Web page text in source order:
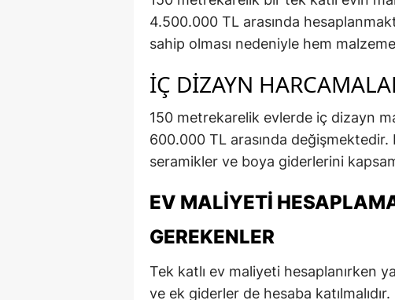
4.500.000 TL arasında
sahip olması nedeniyle hem
İÇ DIZAYN
150 metrekarelik evlerde iç dizayn
600.000 TL arasında değişmektedir.
seramikler ve boya giderlerini
EV MALIYETI
GEREKENLER
Tek katlı ev maliyeti hesaplanırken
ve ek giderler de hesaba